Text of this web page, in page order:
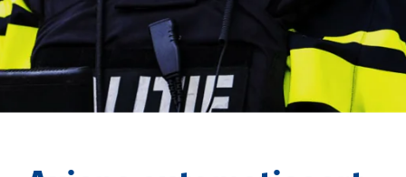
I.C.Entreprises
I.F.A.T
I2R
IDF Thermic
Imhoff